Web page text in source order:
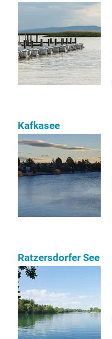
Kafkasee
Ratzersdorfer See